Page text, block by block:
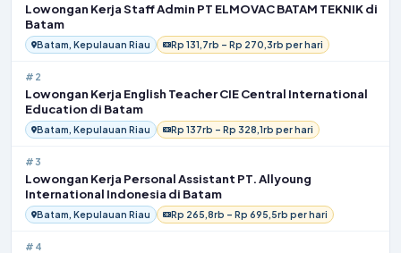
Lowongan Kerja Staff Admin PT ELMOVAC BATAM TEKNIK di
Batam
Batam, Kepulauan Riau Rp 131,7rb – Rp 270,3rb per hari
#2
Lowongan Kerja English Teacher CIE Central International
Education di Batam
Batam, Kepulauan Riau Rp 137rb – Rp 328,1rb per hari
#3
Lowongan Kerja Personal Assistant PT. Allyoung
International Indonesia di Batam
Batam, Kepulauan Riau Rp 265,8rb – Rp 695,5rb per hari
#4